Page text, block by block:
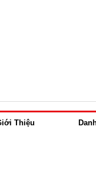
Thiệu